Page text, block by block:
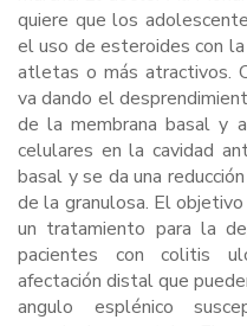
quiere que los
el uso de esteroides con
atletas o más atractivos.
va dando el
de la membrana basal y
celulares en la cavidad
basal y se da una
de la granulosa. El
un tratamiento para la
pacientes con colitis
afectación distal que
angulo esplénico